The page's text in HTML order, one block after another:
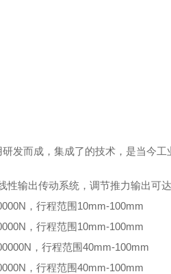
发而成，集成了的技术，是当今工
性输出传动系统，调节推力输出可
，行程范围10mm-100mm
，行程范围10mm-100mm
，行程范围40mm-100mm
，行程范围40mm-100mm